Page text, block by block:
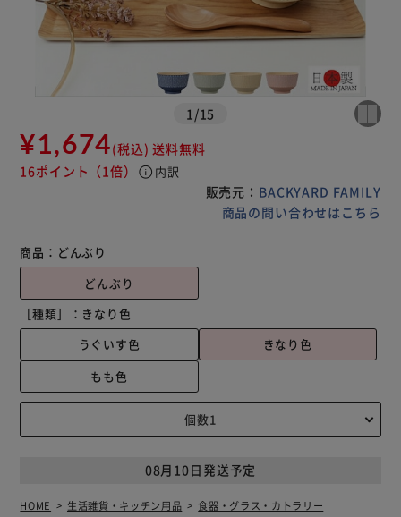
1 /15
¥1,674(税込) 送料無料
16ポイント （1倍） info 内訳
販売元： BACKYARD FAMILY
商品の問い合わせはこちら
商品： どんぶり
どんぶり
［種類］： きなり色
うぐいす色
きなり色
もも色
08月10日発送予定
HOME 生活雑貨・キッチン用品
食器・グラス・カトラリー